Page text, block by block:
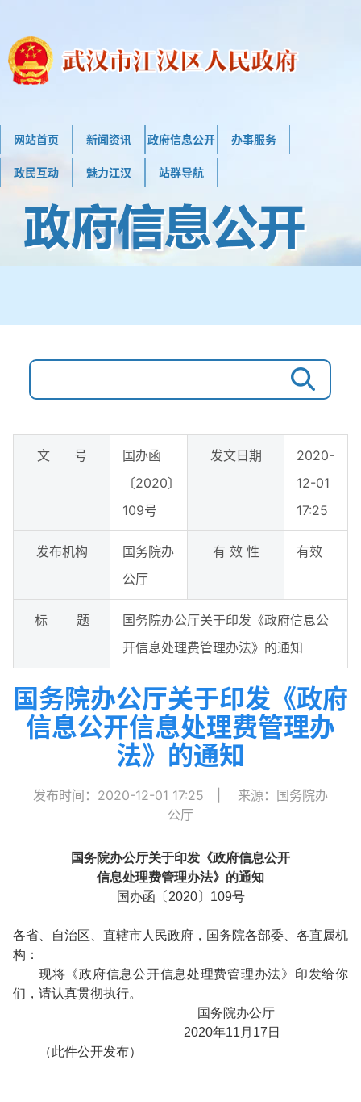
网站首页 新闻资讯 政府信息公开 办事服务
政民互动 魅力江汉 站群导航
文 号
国办函
〔2020〕
109号
发文日期
2020-
12-01
17:25
发布机构
国务院办
公厅
有 效 性 有效
标 题
国务院办公厅关于印发《政府信息公
开信息处理费管理办法》的通知
国务院办公厅关于印发《政府
信息公开信息处理费管理办
法》的通知
发布时间：2020-12-01 17:25
来源：国务院办
公厅
国务院办公厅关于印发《政府信息公开
信息处理费管理办法》的通知
国办函〔2020〕109号
各省、自治区、直辖市人民政府，国务院各部委、各直属机
构：
现将《政府信息公开信息处理费管理办法》印发给你
们，请认真贯彻执行。
国务院办公厅
2020年11月17日
（此件公开发布）